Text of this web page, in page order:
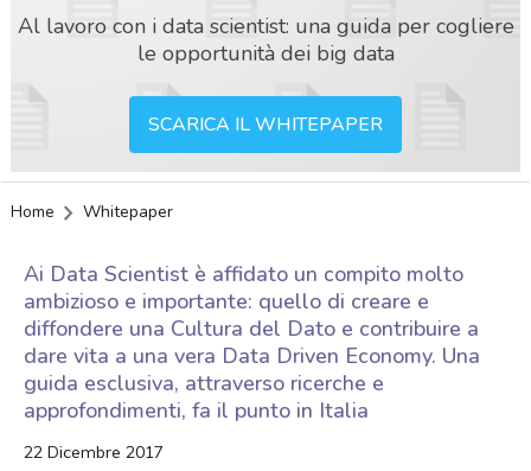
Al lavoro con i data scientist: una guida per cogliere
le opportunità dei big data
SCARICA IL WHITEPAPER
Home Whitepaper
Ai Data Scientist è affidato un compito molto
ambizioso e importante: quello di creare e
diffondere una Cultura del Dato e contribuire a
dare vita a una vera Data Driven Economy. Una
guida esclusiva, attraverso ricerche e
approfondimenti, fa il punto in Italia
22 Dicembre 2017